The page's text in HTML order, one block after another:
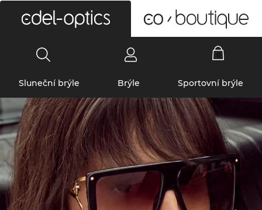
Sluneční brýle Brýle Sportovní brýle